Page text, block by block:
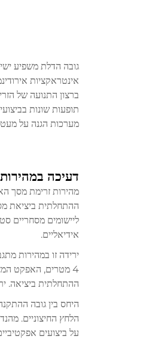
גובה הדלת משפיע
אינטראקציות
ברצון התנועה של
תופעות שונות
מערכות הגנה על
דעיכה
מהירות זרימת מסך
ההתחלתית ביציאת
אידיאליים.
ירידה זו במהירות
ההתחלתית ביציאה.
היחס בין גובה
הלחץ החיצוניים.
על ביצועים